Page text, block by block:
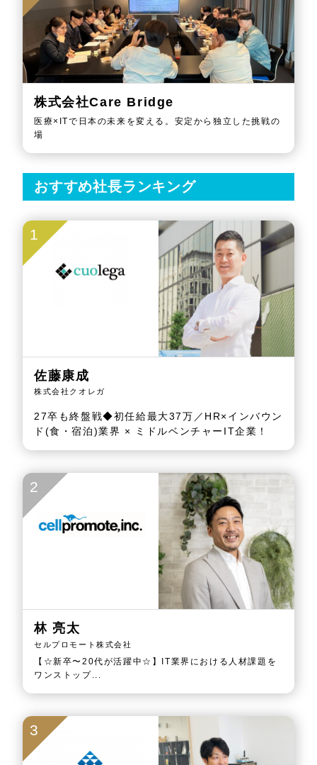
株式会社Care Bridge
医療×ITで日本の未来を変える。安定から独立した挑戦の
場
おすすめ社長ランキング
1
佐藤康成
株式会社クオレガ
27卒も終盤戦◆初任給最大37万／HR×インバウン
ド(食・宿泊)業界 × ミドルベンチャーIT企業！
2
林 亮太
セルプロモート株式会社
【☆新卒〜20代が活躍中☆】IT業界における人材課題を
ワンストップ...
3